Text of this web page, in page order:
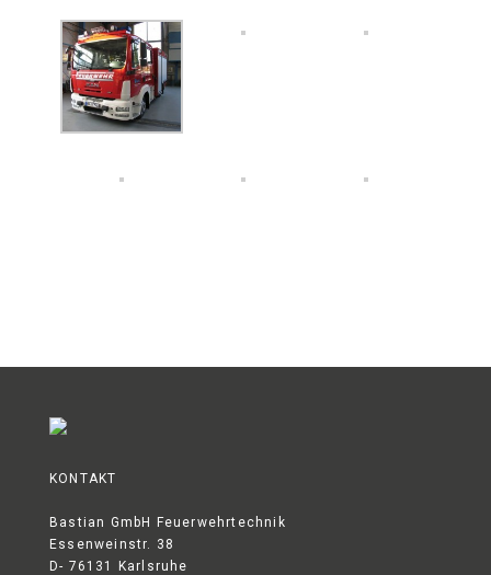
KONTAKT
Bastian GmbH Feuerwehrtechnik
Essenweinstr. 38
D- 76131 Karlsruhe